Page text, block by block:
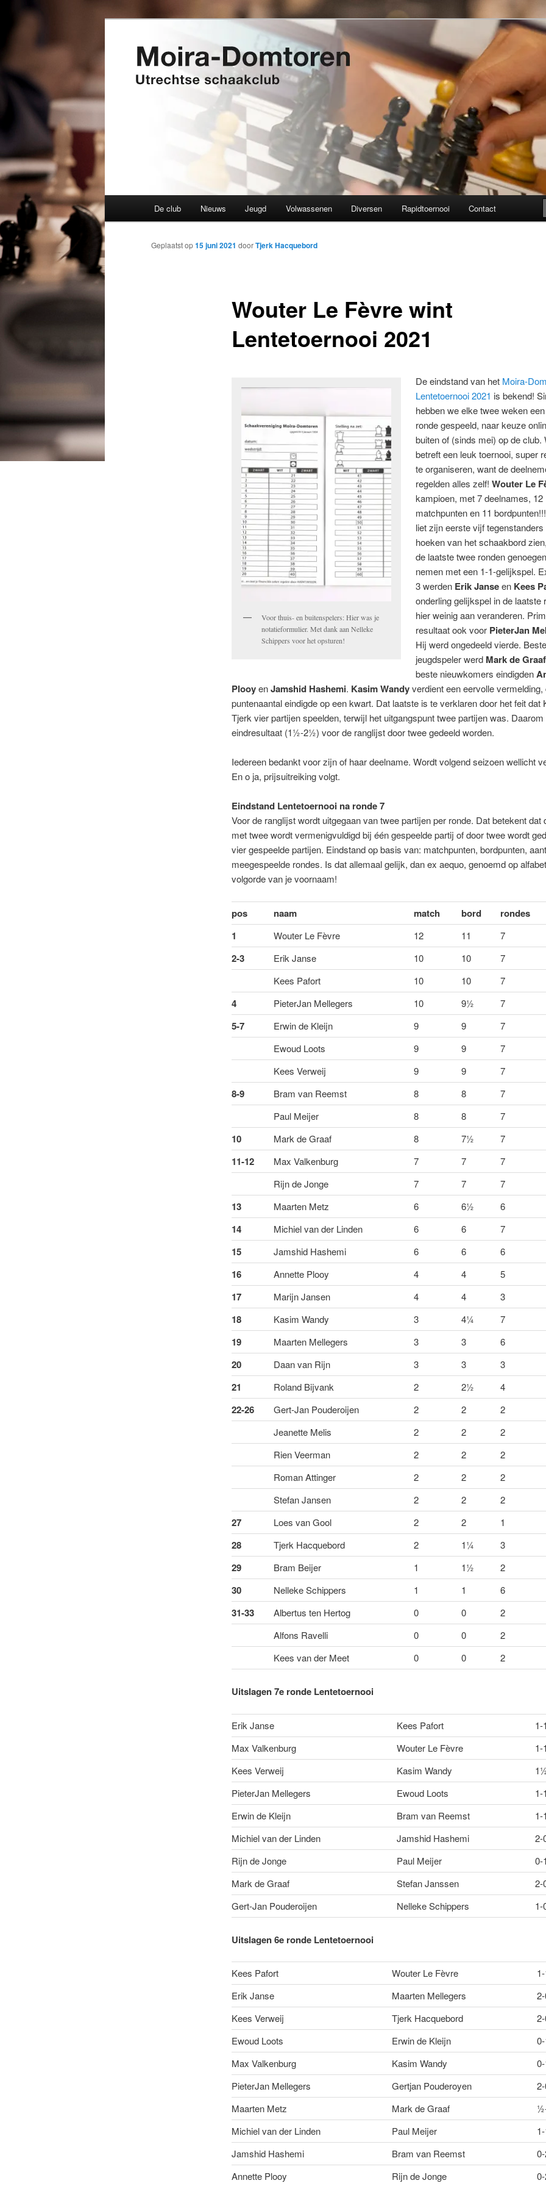
primaire
inhoud
Moira-Domtoren
Utrechtse schaakclub opgericht 1934
De club Nieuws Jeugd Volwassenen Diversen Rapidtoernooi Contact
Wouter Le Fèvre wint
Lentetoernooi 2021
Geplaatst op15 juni 2021 doorTjerk Hacquebord
Voor thuis- en buitenspelers: Hier was je
notatieformulier. Met dank aan Nelleke
Schippers voor het opsturen!
De eindstand van het Moira-
Lentetoernooi 2021 is bekend!
hebben we elke twee weken
ronde gespeeld, naar keuze
buiten of (sinds mei) op de club.
betreft een leuk toernooi, super
te organiseren, want de
regelden alles zelf!Wouter Le
kampioen, met 7 deelnames, 12
matchpunten en 11
liet zijn eerste vijf tegenstanders
hoeken van het schaakbord
de laatste twee ronden
nemen met een 1-1-gelijkspel.
3 werden Erik Janseen Kees
onderling gelijkspel in de laatste
hier weinig aan veranderen.
resultaat ook voor PieterJan
Hij werd ongedeeld vierde. Beste
jeugdspeler werd Mark de Graaf
beste nieuwkomers eindigden
PlooyenJamshid Hashemi. Kasim Wandyverdient een eervolle vermelding,
puntenaantal eindigde op een kwart. Dat laatste is te verklaren door het feit dat
Tjerk vier partijen speelden, terwijl het uitgangspunt twee partijen was.
eindresultaat (1½-2½) voor de ranglijst door twee gedeeld worden.
Iedereen bedankt voor zijn of haar deelname. Wordt volgend seizoen wellicht
En o ja, prijsuitreiking volgt.
Eindstand Lentetoernooi na ronde 7
Voor de ranglijst wordt uitgegaan van twee partijen per ronde. Dat betekent dat
met twee wordt vermenigvuldigd bij één gespeelde partij of door twee wordt
vier gespeelde partijen. Eindstand op basis van: matchpunten, bordpunten,
meegespeelde rondes. Is dat allemaal gelijk, dan ex aequo, genoemd op
volgorde van je voornaam!
pos naam match bord rondes
1
Wouter Le Fèvre 12 11 7
2-3 Erik Janse 10 10 7
Kees Pafort
10 10 7
4 PieterJan Mellegers 10 9½ 7
5-7 Erwin de Kleijn 9 9 7
Ewoud Loots
9 9 7
Kees Verweij
9 9 7
8-9 Bram van Reemst 8 8 7
Paul Meijer
8 8 7
10 Mark de Graaf 8 7½ 7
11-12 Max Valkenburg 7 7 7
Rijn de Jonge
7 7 7
13 Maarten Metz 6 6½ 6
14 Michiel van der Linden 6 6 7
15 Jamshid Hashemi 6 6 6
16 Annette Plooy 4 4 5
17 Marijn Jansen 4 4 3
18 Kasim Wandy 3 4¼ 7
19 Maarten Mellegers 3 3 6
20 Daan van Rijn 3 3 3
21 Roland Bijvank 2 2½ 4
22-26 Gert-Jan Pouderoijen 2 2 2
Jeanette Melis
2 2 2
Rien Veerman
2 2 2
Roman Attinger
2 2 2
Stefan Jansen
2 2 2
27 Loes van Gool 2 2 1
28 Tjerk Hacquebord 2 1¼ 3
29 Bram Beijer 1 1½ 2
30 Nelleke Schippers 1 1 6
31-33 Albertus ten Hertog 0 0 2
Alfons Ravelli
0 0 2
Kees van der Meet
0 0 2
Uitslagen 7e ronde Lentetoernooi
Erik Janse Kees Pafort
1-1
Max Valkenburg
Wouter Le Fèvre
1-1
Kees Verweij
Kasim Wandy
PieterJan Mellegers
Ewoud Loots
1-1
Erwin de Kleijn
Bram van Reemst
1-1
Michiel van der Linden
Jamshid Hashemi
2-
Rijn de Jonge
Paul Meijer
0-1
Mark de Graaf
Stefan Janssen
2-
Gert-Jan Pouderoijen
Nelleke Schippers 1-
Uitslagen 6e ronde Lentetoernooi
Kees Pafort Wouter Le Fèvre
Erik Janse
Maarten Mellegers
Kees Verweij
Tjerk Hacquebord
Ewoud Loots
Erwin de Kleijn
Max Valkenburg
Kasim Wandy
PieterJan Mellegers
Gertjan Pouderoyen
Maarten Metz
Mark de Graaf
Michiel van der Linden
Paul Meijer
Jamshid Hashemi
Bram van Reemst
Annette Plooy
Rijn de Jonge